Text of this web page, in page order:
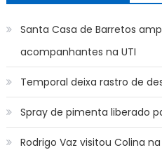
Santa Casa de Barretos
acompanhantes na UTI
Temporal deixa rastro de
Spray de pimenta liberado
Rodrigo Vaz visitou Colina